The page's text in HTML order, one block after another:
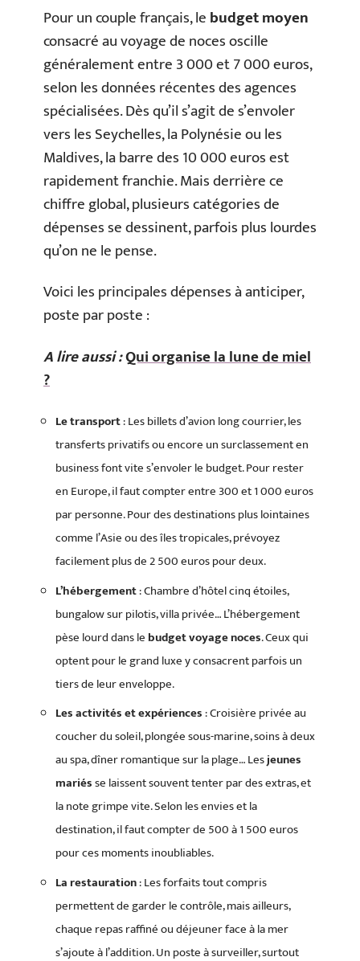
Pour un couple français, lebudget moyen
consacré au voyage de noces oscille
généralement entre 3 000 et 7 000 euros,
selon les données récentes des agences
spécialisées. Dès qu’il s’agit de s’envoler
vers les Seychelles, la Polynésie ou les
Maldives, la barre des 10 000 euros est
rapidement franchie. Mais derrière ce
chiffre global, plusieurs catégories de
dépenses se dessinent, parfois plus lourdes
qu’on ne le pense.
Voici les principales dépenses à anticiper,
poste par poste :
A lire aussi :Qui organise la lune de miel
?
Le transport: Les billets d’avion long courrier, les
transferts privatifs ou encore un surclassement en
business font vite s’envoler le budget. Pour rester
en Europe, il faut compter entre 300 et 1 000 euros
par personne. Pour des destinations plus lointaines
comme l’Asie ou des îles tropicales, prévoyez
facilement plus de 2 500 euros pour deux.
L’hébergement: Chambre d’hôtel cinq étoiles,
bungalow sur pilotis, villa privée… L’hébergement
pèse lourd dans le budget voyage noces. Ceux qui
optent pour le grand luxe y consacrent parfois un
tiers de leur enveloppe.
Les activités et expériences: Croisière privée au
coucher du soleil, plongée sous-marine, soins à deux
au spa, dîner romantique sur la plage… Lesjeunes
mariésse laissent souvent tenter par des extras, et
la note grimpe vite. Selon les envies et la
destination, il faut compter de 500 à 1 500 euros
pour ces moments inoubliables.
La restauration: Les forfaits tout compris
permettent de garder le contrôle, mais ailleurs,
chaque repas raffiné ou déjeuner face à la mer
s’ajoute à l’addition. Un poste à surveiller, surtout